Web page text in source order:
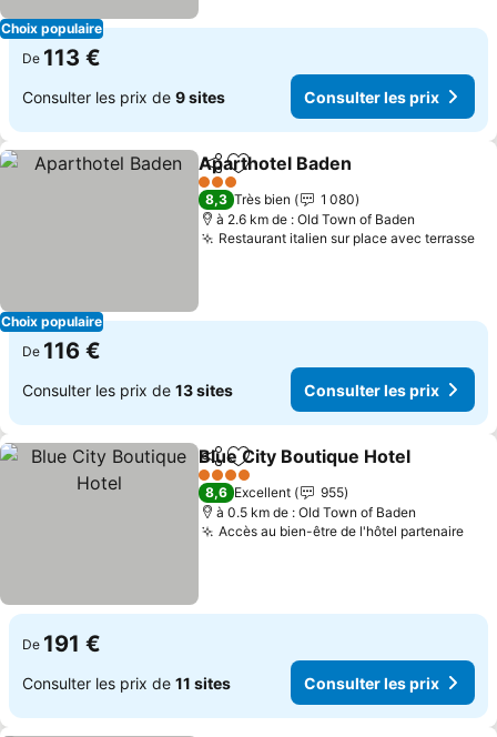
Choix populaire
De 113 €
Consulter les prix de 9 sites Consulter les prix
Choix populaire
PartagerAjouter à mes favoris
Aparthotel Baden
3 Étoiles
8,3 Très bien
1 080
à 2.6 km de : Old Town of Baden
Restaurant italien sur place avec terrasse
De 116 €
Consulter les prix de 13 sites Consulter les prix
PartagerAjouter à mes favoris
Blue City Boutique Hotel
4 Étoiles
8,6 Excellent
955
à 0.5 km de : Old Town of Baden
Accès au bien-être de l'hôtel partenaire
De 191 €
Consulter les prix de 11 sites Consulter les prix